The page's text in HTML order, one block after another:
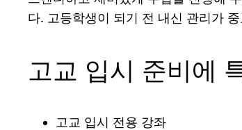
다. 고등학생이 되기 전 내신 관리가
고교 입시 준비에
고교 입시 전용 강좌